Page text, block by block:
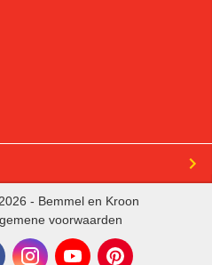
- Bemmel en Kroon
voorwaarden